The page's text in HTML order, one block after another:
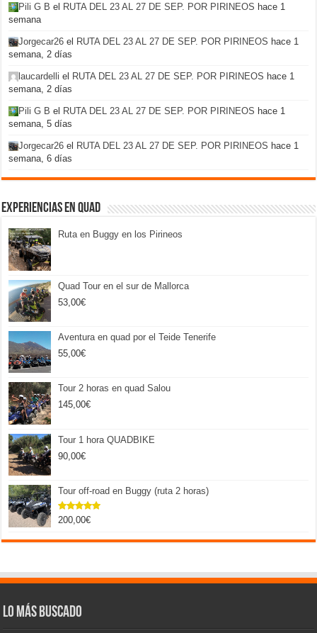
Pili G B el RUTA DEL 23 AL 27 DE SEP. POR PIRINEOS hace 1
semana
Jorgecar26 el RUTA DEL 23 AL 27 DE SEP. POR PIRINEOS hace 1
semana, 2 días
laucardelli el RUTA DEL 23 AL 27 DE SEP. POR PIRINEOS hace 1
semana, 2 días
Pili G B el RUTA DEL 23 AL 27 DE SEP. POR PIRINEOS hace 1
semana, 5 días
Jorgecar26 el RUTA DEL 23 AL 27 DE SEP. POR PIRINEOS hace 1
semana, 6 días
Experiencias en Quad
Ruta en Buggy en los Pirineos
Quad Tour en el sur de Mallorca
53,00€
Aventura en quad por el Teide Tenerife
55,00€
Tour 2 horas en quad Salou
145,00€
Tour 1 hora QUADBIKE
90,00€
Tour off-road en Buggy (ruta 2 horas)
Valorado
de 5
200,00€
Lo más buscado